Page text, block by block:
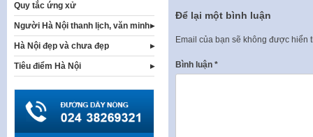
Để lại một bình luận
Email của bạn sẽ không được hiển
Bình luận *
Quy tắc ứng xử
Người Hà Nội thanh lịch, văn minh
Hà Nội đẹp và chưa đẹp
Tiêu điểm Hà Nội